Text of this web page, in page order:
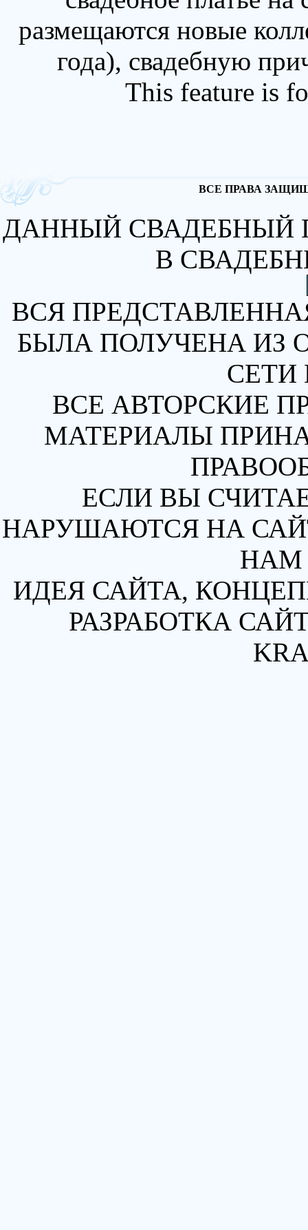
размещаются новые
года), свадебную
This feature is
ВСЕ ПРАВА
ДАННЫЙ СВАДЕБНЫЙ
В
ВСЯ
БЫЛА ПОЛУЧЕНА ИЗ
СЕТИ
ВСЕ АВТОРСКИЕ
МАТЕРИАЛЫ
ЕСЛИ ВЫ
НАРУШАЮТСЯ НА
НАМ
ИДЕЯ САЙТА,
РАЗРАБОТКА